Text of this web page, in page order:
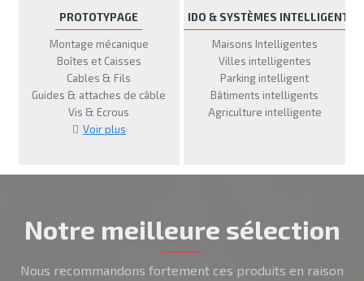
PROTOTYPAGE
Montage mécanique
Boîtes et Caisses
Cables & Fils
Guides & attaches de câble
Vis & Ecrous
Voir plus
IDO & SYSTÈMES INTELLIGENTS
Maisons Intelligentes
Villes intelligentes
Parking intelligent
Bâtiments intelligents
Agriculture intelligente
Notre meilleure sélection
Nous recommandons fortement ces produits en raison